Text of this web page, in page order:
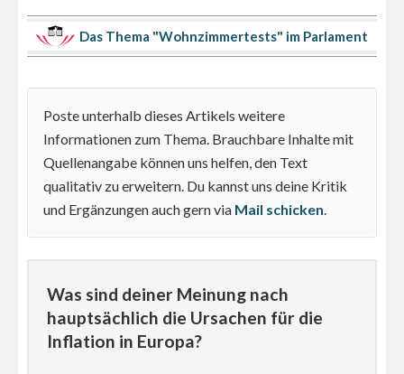
Das Thema "Wohnzimmertests" im Parlament
Poste unterhalb dieses Artikels weitere
Informationen zum Thema. Brauchbare Inhalte mit
Quellenangabe können uns helfen, den Text
qualitativ zu erweitern. Du kannst uns deine Kritik
und Ergänzungen auch gern via Mail schicken
Was sind deiner Meinung nach
hauptsächlich die Ursachen für die
Inflation in Europa?